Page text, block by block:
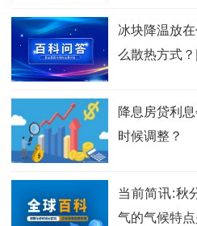
冰块降温放
么散热方式
降息房贷利
时候调整？
当前简讯:秋
气的气候特点